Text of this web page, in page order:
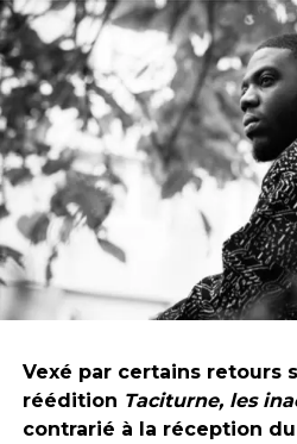
Vexé par certains retours
réédition Taciturne, les
contrarié à la réception